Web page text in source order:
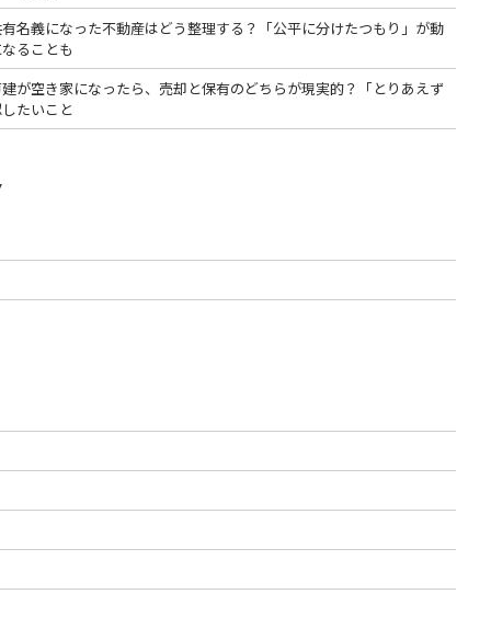
名義になった不動産はどう整理する？「公平に分けたつもり」が動
ることも
が空き家になったら、売却と保有のどちらが現実的？「とりあえず
たいこと